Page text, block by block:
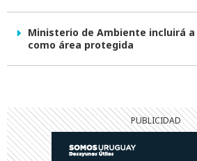
Ministerio de Ambiente incluirá a
como área protegida